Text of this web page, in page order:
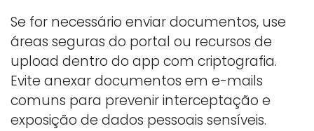
Se for necessário enviar documentos, use
áreas seguras do portal ou recursos de
upload dentro do app com criptografia.
Evite anexar documentos em e-mails
comuns para prevenir interceptação e
exposição de dados pessoais sensíveis.